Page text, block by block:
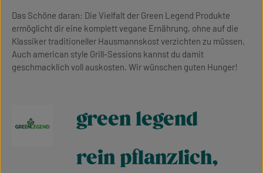
Das Schöne daran: Die Vielfalt der Green Legend Produkte
ermöglicht dir eine komplett vegane Ernährung, ohne auf die
Klassiker traditioneller Hausmannskost verzichten zu müssen.
Auch american style Grill-Sessions kannst du damit
geschmacklich voll auskosten. Wir wünschen guten Hunger!
green legend
rein pflanzlich,